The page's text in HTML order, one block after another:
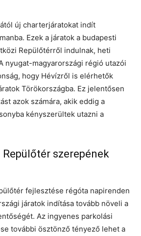
új charterjáratokat indít
Ezek a járatok a budapesti
Repülőtérről indulnak, heti
nyugat-magyarországi régió utazói
hogy Hévízről is elérhetők
Törökországba. Ez jelentősen
azok számára, akik eddig a
kényszerültek utazni a
szerepének
fejlesztése régóta napirenden
járatok indítása tovább növeli a
Az ingyenes parkolási
további ösztönző tényező lehet a